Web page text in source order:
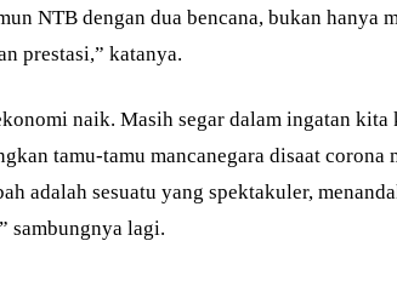
NTB dengan dua bencana, bukan hanya
prestasi,” katanya.
naik. Masih segar dalam ingatan kita
tamu-tamu mancanegara disaat corona
adalah sesuatu yang spektakuler,
sambungnya lagi.